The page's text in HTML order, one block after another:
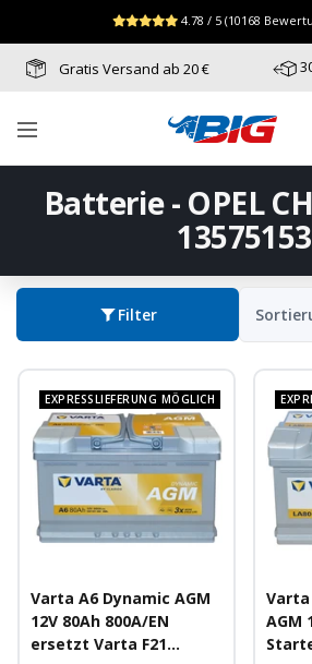
Zum Menü springen
Fußzeile springen
Barrierefreiheits-Widget öffnen
Inhalt
4.78 / 5 (10168
Gratis Versand ab 20 €
Navigation
Batterie-
Batterie - OPEL
13575153
Filter
EXPRESSLIEFERUNG MÖGLICH
Varta A6 Dynamic AGM
12V 80Ah 800A/EN
ersetzt Varta F21
AGM